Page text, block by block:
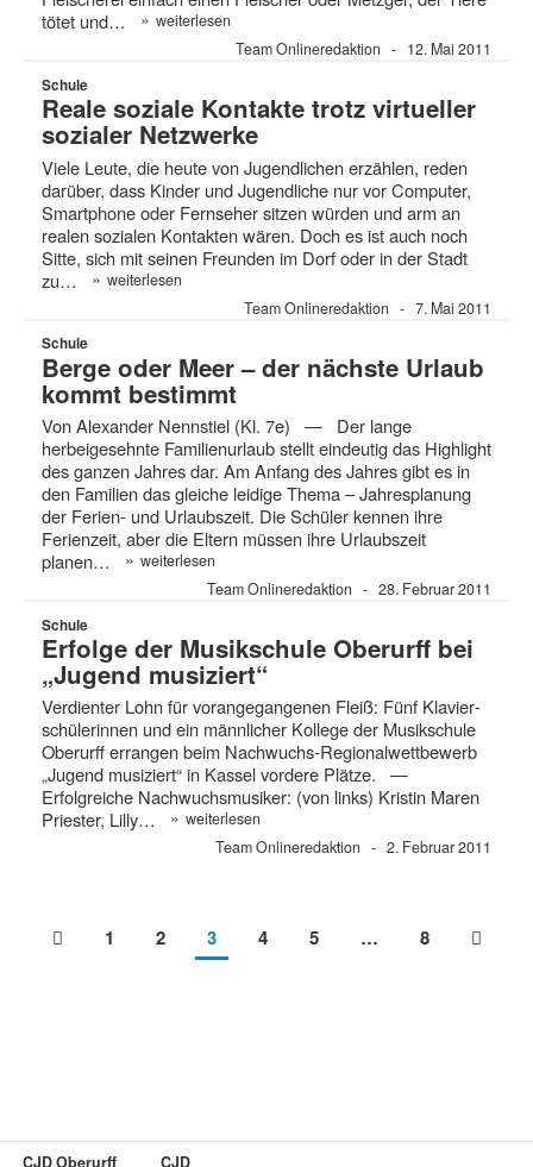
tötet und…
» weiterlesen
Team Onlineredaktion
12. Mai 2011
Schule
Reale soziale Kontakte trotz virtueller
sozialer Netzwerke
Viele Leute, die heute von Jugendlichen erzählen, reden
darüber, dass Kinder und Jugendliche nur vor Computer,
Smart­phone oder Fernseher sitzen würden und arm an
realen sozialen Kontakten wären. Doch es ist auch noch
Sitte, sich mit seinen Freunden im Dorf oder in der Stadt
zu…
» weiterlesen
Team Onlineredaktion
7. Mai 2011
Schule
Berge oder Meer – der nächste Urlaub
kommt bestimmt
Von Alexander Nennstiel (Kl. 7e) — Der lange
herbeigesehnte Familienurlaub stellt eindeutig das Highlight
des ganzen Jahres dar. Am Anfang des Jahres gibt es in
den Familien das gleiche leidige Thema – Jahresplanung
der Ferien- und Urlaubszeit. Die Schüler kennen ihre
Ferienzeit, aber die Eltern müssen ihre Urlaubszeit
planen…
» weiterlesen
Team Onlineredaktion
28. Februar 2011
Schule
Erfolge der Musikschule Oberurff bei
„Jugend musiziert“
Verdienter Lohn für vorangegangenen Fleiß: Fünf Klavier­
schülerinnen und ein männlicher Kollege der Musikschule
Oberurff errangen beim Nachwuchs-Regionalwettbewerb
„Jugend musiziert“ in Kassel vordere Plätze. —
Erfolgreiche Nachwuchsmusiker: (von links) Kristin Maren
Priester, Lilly…
» weiterlesen
Team Onlineredaktion
2. Februar 2011
1 2 3 4 5 … 8
CJD Oberurff CJD